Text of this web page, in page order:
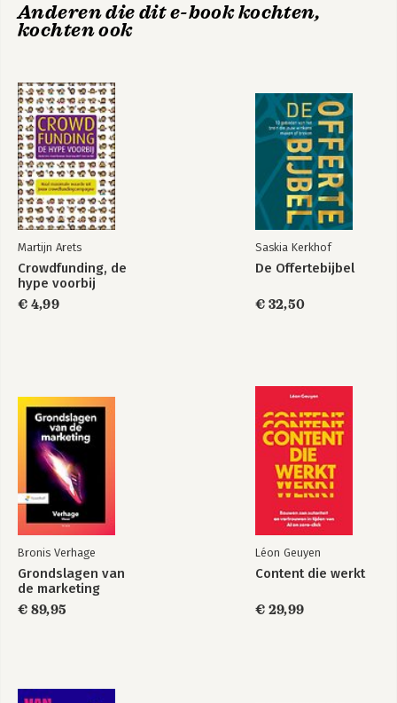
Platformrevolutie Platformrevolutie
Crowdfunding, de
hype voorbij
Bekijk alle boeken
Anderen die dit e-book kochten,
kochten ook
Martijn Arets
Crowdfunding, de
hype voorbij
€ 4,99
Saskia Kerkhof
De Offertebijbel
€ 32,50
Bronis Verhage
Grondslagen van
de marketing
€ 89,95
Léon Geuyen
Content die werkt
€ 29,99